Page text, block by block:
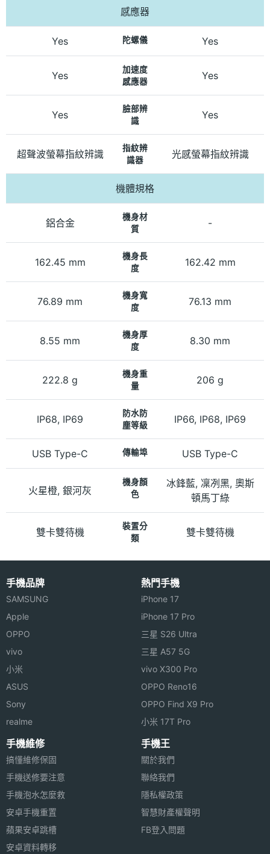
感應器
Yes 陀螺儀 Yes
Yes
加速度
感應器
Yes
Yes
臉部辨
識
Yes
超聲波螢幕指紋辨識
指紋辨
識器
光感螢幕指紋辨識
機體規格
鋁合金
機身材
質
-
162.45 mm
機身長
度
162.42 mm
76.89 mm
機身寬
度
76.13 mm
8.55 mm
機身厚
度
8.30 mm
222.8 g
機身重
量
206 g
IP68, IP69
防水防
塵等級
IP66, IP68, IP69
USB Type-C 傳輸埠 USB Type-C
火星橙, 銀河灰
機身顏
色
冰鋒藍, 凜冽黑, 奧斯
頓馬丁綠
雙卡雙待機
裝置分
類
雙卡雙待機
手機品牌
SAMSUNG
Apple
OPPO
vivo
小米
ASUS
Sony
realme
熱門手機
iPhone 17
iPhone 17 Pro
三星 S26 Ultra
三星 A57 5G
vivo X300 Pro
OPPO Reno16
OPPO Find X9 Pro
小米 17T Pro
手機維修
搞懂維修保固
手機送修要注意
手機泡水怎麼救
安卓手機重置
蘋果安卓跳槽
安卓資料轉移
手機王
關於我們
聯絡我們
隱私權政策
智慧財產權聲明
FB登入問題